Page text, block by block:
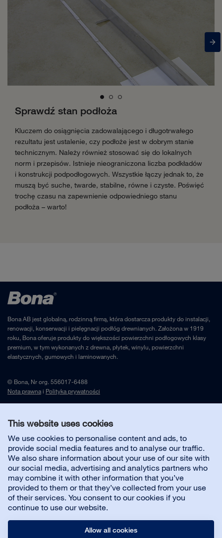
This website uses cookies
We use cookies to personalise content and ads, to
provide social media features and to analyse our traffic.
We also share information about your use of our site with
our social media, advertising and analytics partners who
may combine it with other information that you’ve
provided to them or that they’ve collected from your use
of their services. You consent to our cookies if you
continue to use our website.
Allow all cookies
Sprawdź stan podłoża
Kluczem do osiągnięcia zadowalającego i długotrwałego
rezultatu jest ustalenie, czy podłoże jest w dobrym stanie
technicznym. Należy również stosować się do lokalnych
norm i przepisów. Istnieje nieograniczona liczba podkładów
i konstrukcji podpodłogowych. Wszystkie łączy jednak to, że
muszą być suche, twarde, stabilne, równe i czyste. Poświęć
trochę czasu na zapewnienie odpowiedniego stanu
podłoża – warto!
Bona AB jest globalną, rodzinną firmą, która dostarcza produkty do instalacji,
renowacji, konserwacji i pielęgnacji podłóg drewnianych. Założona w 1919
roku, Bona oferuje produkty do większości powierzchni podłogowych klasy
premium, w tym wykonanych z drewna, płytek, winylu, powierzchni
elastycznych, gumowych i laminowanych.
© Bona, Nr org. 556017-6488
Nota prawna i Polityka prywatności
Skontaktuj się z nami
Obsługa klienta
O firmie